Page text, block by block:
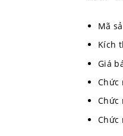
Mã
Kích
Giá
Chức